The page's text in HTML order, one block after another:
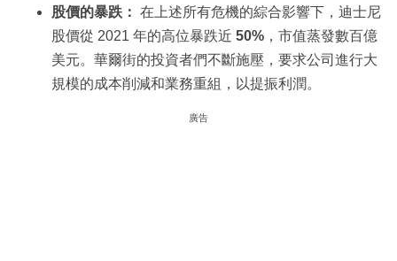
股價的暴跌： 在上述所有危機的綜合影響下，迪士尼
股價從 2021 年的高位暴跌近 50% ，市值蒸發數百億
美元。華爾街的投資者們不斷施壓，要求公司進行大
規模的成本削減和業務重組，以提振利潤。
廣告